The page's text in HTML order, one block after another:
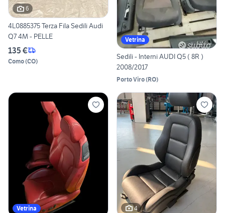
6
4L0885375 Terza Fila Sedili Audi
Q7 4M - PELLE
135 €
Como(CO)
Vetrina
Sedili - Interni AUDI Q5 ( 8R )
2008/2017
Porto Viro(RO)
Vetrina 4